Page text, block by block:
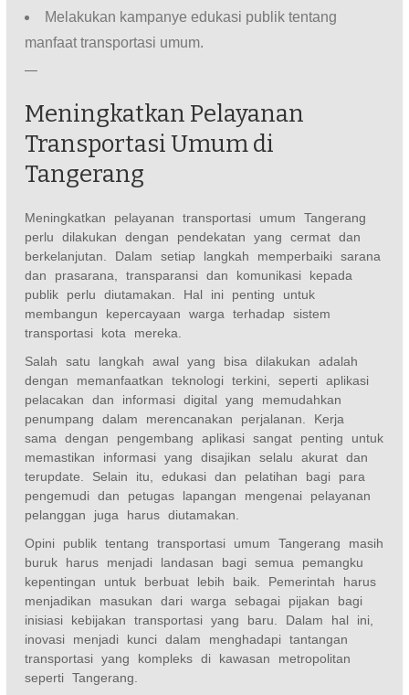
Melakukan kampanye edukasi publik tentang
manfaat transportasi umum.
—
Meningkatkan Pelayanan
Transportasi Umum di
Tangerang
Meningkatkan pelayanan transportasi umum Tangerang
perlu dilakukan dengan pendekatan yang cermat dan
berkelanjutan. Dalam setiap langkah memperbaiki sarana
dan prasarana, transparansi dan komunikasi kepada
publik perlu diutamakan. Hal ini penting untuk
membangun kepercayaan warga terhadap sistem
transportasi kota mereka.
Salah satu langkah awal yang bisa dilakukan adalah
dengan memanfaatkan teknologi terkini, seperti aplikasi
pelacakan dan informasi digital yang memudahkan
penumpang dalam merencanakan perjalanan. Kerja
sama dengan pengembang aplikasi sangat penting untuk
memastikan informasi yang disajikan selalu akurat dan
terupdate. Selain itu, edukasi dan pelatihan bagi para
pengemudi dan petugas lapangan mengenai pelayanan
pelanggan juga harus diutamakan.
Opini publik tentang transportasi umum Tangerang masih
buruk harus menjadi landasan bagi semua pemangku
kepentingan untuk berbuat lebih baik. Pemerintah harus
menjadikan masukan dari warga sebagai pijakan bagi
inisiasi kebijakan transportasi yang baru. Dalam hal ini,
inovasi menjadi kunci dalam menghadapi tantangan
transportasi yang kompleks di kawasan metropolitan
seperti Tangerang.